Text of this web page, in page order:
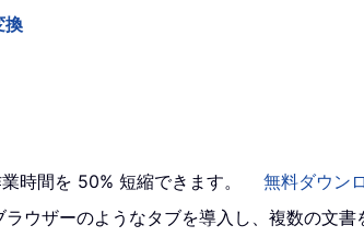
換
時間を 50% 短縮できます。
無料ダウン
ウザーのようなタブを導入し、複数の文書